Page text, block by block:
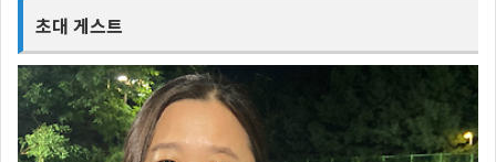
초대 게스트